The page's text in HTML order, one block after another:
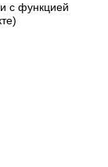
с функцией